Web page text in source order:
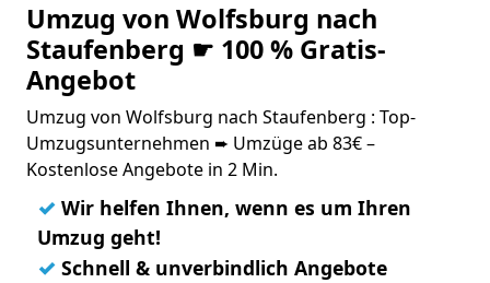
Umzug von Wolfsburg nach
Staufenberg ☛ 100 % Gratis-
Angebot
Umzug von Wolfsburg nach Staufenberg : Top-
Umzugsunternehmen ➨ Umzüge ab 83€ –
Kostenlose Angebote in 2 Min.
✓ Wir helfen Ihnen, wenn es um Ihren
Umzug geht!
✓ Schnell & unverbindlich Angebote